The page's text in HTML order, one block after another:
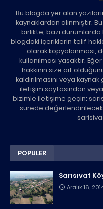
Bu blogda yer alan
kaynaklardan alınmıştır.
birlikte, bazı
blogdaki içeriklerin telif
olarak kopyalanması,
kullanılması yasaktır.
hakkının size ait
kaldırılmasını veya
iletişim sayfasından
bizimle iletişime geçin:
sürede değerlendirilecek
POPULER
Sarısıvat
Aralık 16,